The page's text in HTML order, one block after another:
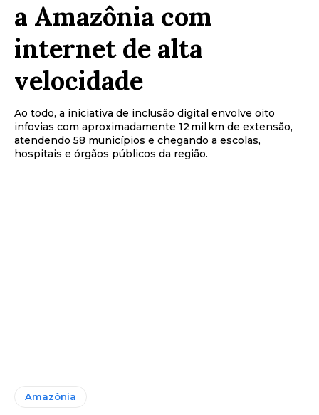
a Amazônia com
internet de alta
velocidade
Ao todo, a iniciativa de inclusão digital envolve oito
infovias com aproximadamente 12 mil km de extensão,
atendendo 58 municípios e chegando a escolas,
hospitais e órgãos públicos da região.
Amazônia